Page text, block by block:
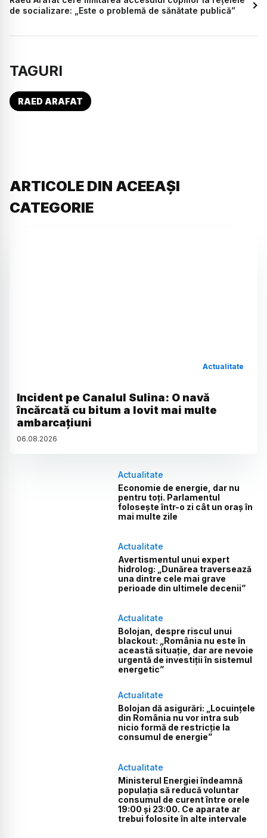
de socializare: „Este o problemă de sănătate publică”
TAGURI
RAED ARAFAT
ARTICOLE DIN ACEEAȘI
CATEGORIE
Actualitate
Incident pe Canalul Sulina: O navă
încărcată cu bitum a lovit mai multe
ambarcațiuni
06.08.2026
Actualitate
Economie de energie, dar nu
pentru toți. Parlamentul
folosește într-o zi cât un oraș în
mai multe zile
Actualitate
Avertismentul unui expert
hidrolog: „Dunărea traversează
una dintre cele mai grave
perioade din ultimele decenii”
Actualitate
Bolojan, despre riscul unui
blackout: „România nu este în
această situație, dar are nevoie
urgentă de investiții în sistemul
energetic”
Actualitate
Bolojan dă asigurări: „Locuințele
din România nu vor intra sub
nicio formă de restricție la
consumul de energie”
Actualitate
Ministerul Energiei îndeamnă
populația să reducă voluntar
consumul de curent între orele
19:00 și 23:00. Ce aparate ar
trebui folosite în alte intervale